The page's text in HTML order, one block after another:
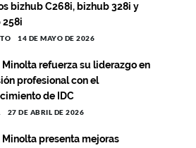
bizhub C268i, bizhub 328i y
258i
14 DE MAYO DE 2026
Minolta refuerza su liderazgo en
profesional con el
de IDC
27 DE ABRIL DE 2026
Minolta presenta mejoras